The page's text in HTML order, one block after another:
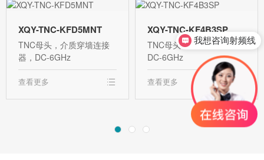
XQY-TNC-KFD5MNT
TNC母头，介质穿墙连接
器，DC-6GHz
查看更多
XQY-TNC-KF4B3SP
TNC母头，电缆连接器，
DC-6GHz
查看更多
我想咨询射频连接器